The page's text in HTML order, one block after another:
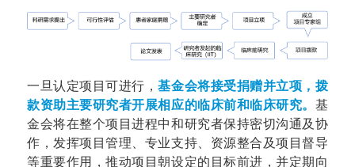
一旦认定项目可进行，基金会将接受捐赠并立项，拨
款资助主要研究者开展相应的临床前和临床研究。 基
金会将在整个项目进程中和研究者保持密切沟通及协
作，发挥项目管理、专业支持、资源整合及项目督导
等重要作用，推动项目朝设定的目标前进，并定期向